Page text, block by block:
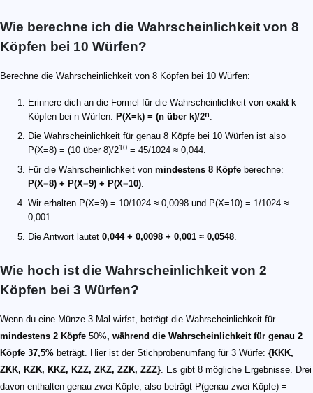
Wie berechne ich die Wahrscheinlichkeit von 8
Köpfen bei 10 Würfen?
Berechne die Wahrscheinlichkeit von 8 Köpfen bei 10 Würfen:
Erinnere dich an die Formel für die Wahrscheinlichkeit von exaktk
Köpfen bei n Würfen: P(X=k) = (n über k)/2n.
Die Wahrscheinlichkeit für genau 8 Köpfe bei 10 Würfen ist also
P(X=8) = (10 über 8)/210 = 45/1024 ≈ 0,044.
Für die Wahrscheinlichkeit von mindestens 8 Köpfe berechne:
P(X=8) + P(X=9) + P(X=10).
Wir erhalten P(X=9) = 10/1024 ≈ 0,0098 und P(X=10) = 1/1024 ≈
0,001.
Die Antwort lautet 0,044 + 0,0098 + 0,001 ≈ 0,0548.
Wie hoch ist die Wahrscheinlichkeit von 2
Köpfen bei 3 Würfen?
Wenn du eine Münze 3 Mal wirfst, beträgt die Wahrscheinlichkeit für
mindestens 2 Köpfe 50%, während die Wahrscheinlichkeit für genau 2
Köpfe 37,5% beträgt. Hier ist der Stichprobenumfang für 3 Würfe: {KKK,
ZKK, KZK, KKZ, KZZ, ZKZ, ZZK, ZZZ}. Es gibt 8 mögliche Ergebnisse. Drei
davon enthalten genau zwei Köpfe, also beträgt P(genau zwei Köpfe) =